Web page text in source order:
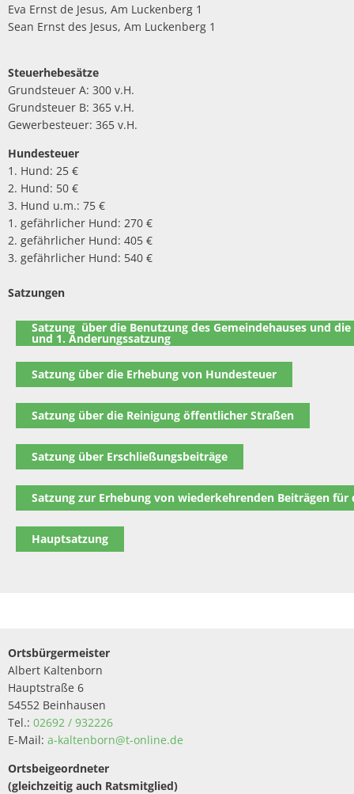
Eva Ernst de Jesus, Am Luckenberg 1
Sean Ernst des Jesus, Am Luckenberg 1
Steuerhebesätze
Grundsteuer A: 300 v.H.
Grundsteuer B: 365 v.H.
Gewerbesteuer: 365 v.H.
Hundesteuer
1. Hund: 25 €
2. Hund: 50 €
3. Hund u.m.: 75 €
1. gefährlicher Hund: 270 €
2. gefährlicher Hund: 405 €
3. gefährlicher Hund: 540 €
Satzungen
Satzung über die Benutzung des Gemeindehauses und
und 1. Änderungssatzung
Satzung über die Erhebung von Hundesteuer
Satzung über die Reinigung öffentlicher Straßen
Satzung über Erschließungsbeiträge
Satzung zur Erhebung von wiederkehrenden Beiträgen
Hauptsatzung
Ortsbürgermeister
Albert Kaltenborn
Hauptstraße 6
54552 Beinhausen
Tel.: 02692 / 932226
E-Mail: a-kaltenborn@t-online.de
Ortsbeigeordneter
(gleichzeitig auch Ratsmitglied)